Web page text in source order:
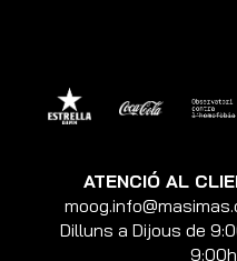
ATENCIÓ AL
Dilluns a Dijous de